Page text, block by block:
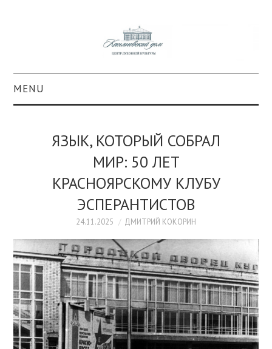
MENU
КОЛЛЕКЦИИ
#КАСДОМ
КУЛЬТУРА
ОБРАЗОВАНИЕ
ПРОСВЕЩЕНИЕ
ЯЗЫК, КОТОРЫЙ СОБРАЛ
МИР: 50 ЛЕТ
КРАСНОЯРСКОМУ КЛУБУ
ЭСПЕРАНТИСТОВ
24.11.2025 ДМИТРИЙ КОКОРИН